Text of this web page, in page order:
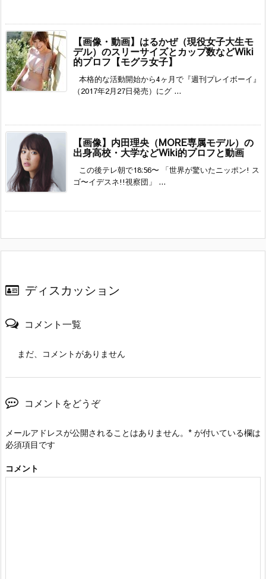
【画像・動画】はるかぜ（現役女子大生モ
デル）のスリーサイズとカップ数などWiki
的プロフ【モグラ女子】
本格的な活動開始から4ヶ月で『週刊プレイボーイ』
（2017年2月27日発売）にグ ...
【画像】内田理央（MORE専属モデル）の
出身高校・大学などWiki的プロフと動画
この後テレ朝で18:56〜 「世界が驚いたニッポン! ス
ゴ〜イデスネ!!視察団」 ...
ディスカッション
コメント一覧
まだ、コメントがありません
コメントをどうぞ
メールアドレスが公開されることはありません。 * が付いている欄は
必須項目です
コメント